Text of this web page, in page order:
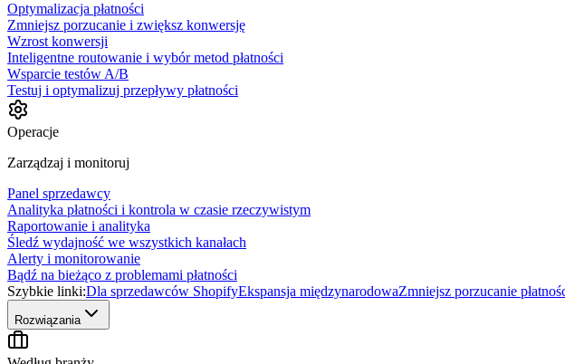
Optymalizacja płatności
Zmniejsz porzucanie i zwiększ konwersję
Wzrost konwersji
Inteligentne routowanie i wybór metod płatności
Wsparcie testów A/B
Testuj i optymalizuj przepływy płatności
Operacje
Zarządzaj i monitoruj
Panel sprzedawcy
Analityka płatności i kontrola w czasie rzeczywistym
Raportowanie i analityka
Śledź wydajność we wszystkich kanałach
Alerty i monitorowanie
Bądź na bieżąco z problemami płatności
Szybkie linki:Dla sprzedawców ShopifyEkspansja międzynarodowaZmniejsz porzucanie
Rozwiązania